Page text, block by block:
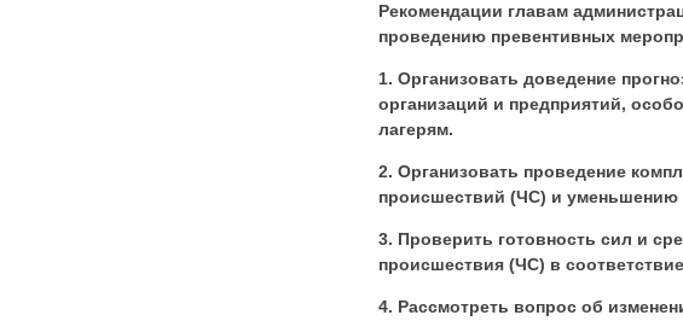
Рекомендации главам
проведению превентивных
1. Организовать доведение
организаций и предприятий,
лагерям.
2. Организовать проведение
происшествий (ЧС) и уменьшению
3. Проверить готовность сил и
происшествия (ЧС) в
4. Рассмотреть вопрос об